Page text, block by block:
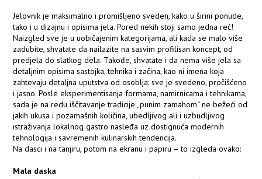
Jelovnik je maksimalno i promišljeno sveden, kako u širini ponude,
tako i u dizajnu i opisima jela. Pored nekih stoji samo jedna reč!
Naizgled sve je u uobičajenim kategorijama, ali kada se malo više
zadubite, shvatate da nailazite na sasvim profilisan koncept, od
predjela do slatkog dela. Takođe, shvatate i da nema više jela sa
detaljnim opisima sastojka, tehnika i začina, kao ni imena koja
zahtevaju detaljna uputstva od osoblja: sve je svedeno, pročišćeno
i jasno. Posle eksperimentisanja formama, namirnicama i tehnikama,
sada je na redu iščitavanje tradicije „punim zamahom“ ne bežeći od
jakih ukusa i pozamašnih količina, ubedljivog ali i uzbudljivog
istraživanja lokalnog gastro nasleđa uz dostignuća modernih
tehnologija i savremenih kulinarskih tendencija.
Na dasci i na tanjiru, potom na ekranu i papiru – to izgleda ovako:
Mala daska